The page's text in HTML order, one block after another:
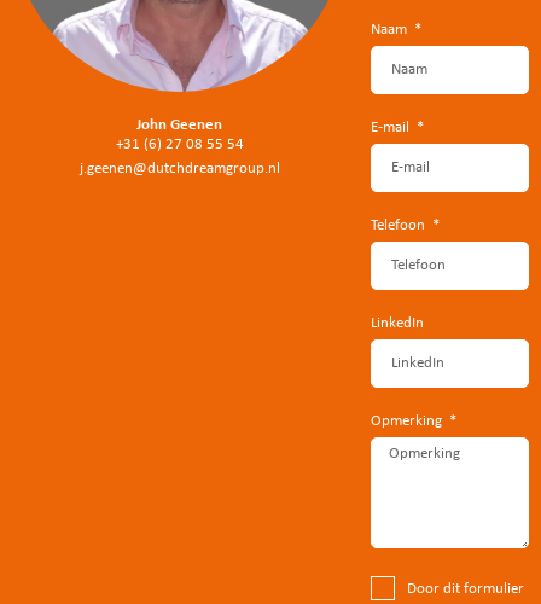
John Geenen
+31 (6) 27 08 55 54
j.geenen@dutchdreamgroup.nl
Naam
E-mail
Telefoon
LinkedIn
Opmerking
Door dit formulier